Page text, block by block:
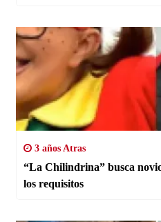
3 años Atras
“La Chilindrina” busca novio
los requisitos